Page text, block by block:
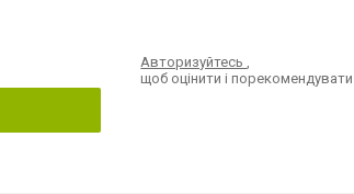
Авторизуйтесь,
щоб оцінити і порекомендувати